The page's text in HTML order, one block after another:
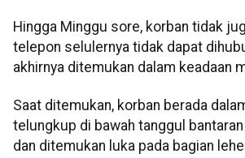
Hingga Minggu sore, korban tidak
telepon selulernya tidak dapat
akhirnya ditemukan dalam keadaan
Saat ditemukan, korban berada
telungkup di bawah tanggul
dan ditemukan luka pada bagian